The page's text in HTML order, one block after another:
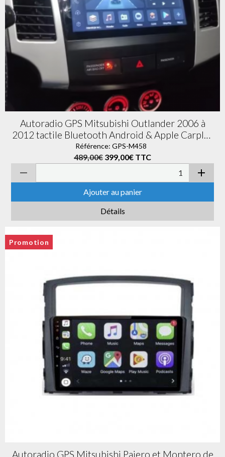
Autoradio GPS Mitsubishi Outlander 2006 à
2012 tactile Bluetooth Android & Apple Carplay
+ caméra de recul
Référence: GPS-M458
489,00€ 399,00€ TTC
Ajouter au panier
Détails
Promotion
Autoradio GPS Mitsubishi Pajero et Montero de